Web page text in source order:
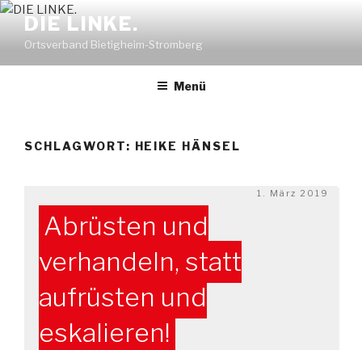
Zum
Inhalt
springen
DIE LINKE.
Ortsverband Bietigheim-Stromberg
Menü
SCHLAGWORT: HEIKE HÄNSEL
Veröffentlicht
1. März 2019
Abrüsten und
verhandeln, statt
aufrüsten und
eskalieren!